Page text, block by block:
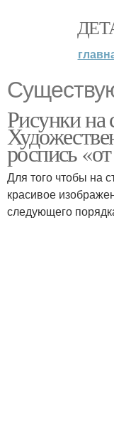
Рисунки на
роспись
Для того чтобы на
красивое
следующего